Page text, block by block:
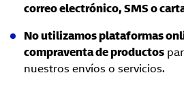
correo electrónico, SMS o
No utilizamos plataformas
compraventa de productos
nuestros envíos o servicios.